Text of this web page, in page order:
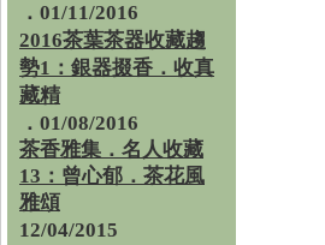
．01/11/2016
2016茶葉茶器收藏趨
勢1：銀器掇香．收真
藏精
．01/08/2016
茶香雅集 ． 名人收藏
13：曾心郁．茶花風
雅頌
12/04/2015